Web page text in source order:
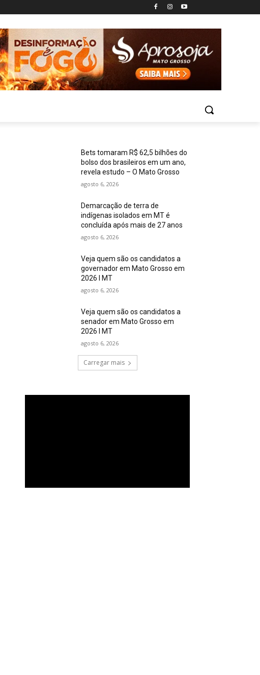
Bets tomaram R$ 62,5 bilhões do
bolso dos brasileiros em um ano,
revela estudo – O Mato Grosso
agosto 6, 2026
Demarcação de terra de
indígenas isolados em MT é
concluída após mais de 27 anos
agosto 6, 2026
Veja quem são os candidatos a
governador em Mato Grosso em
2026 I MT
agosto 6, 2026
Veja quem são os candidatos a
senador em Mato Grosso em
2026 I MT
agosto 6, 2026
Carregar mais